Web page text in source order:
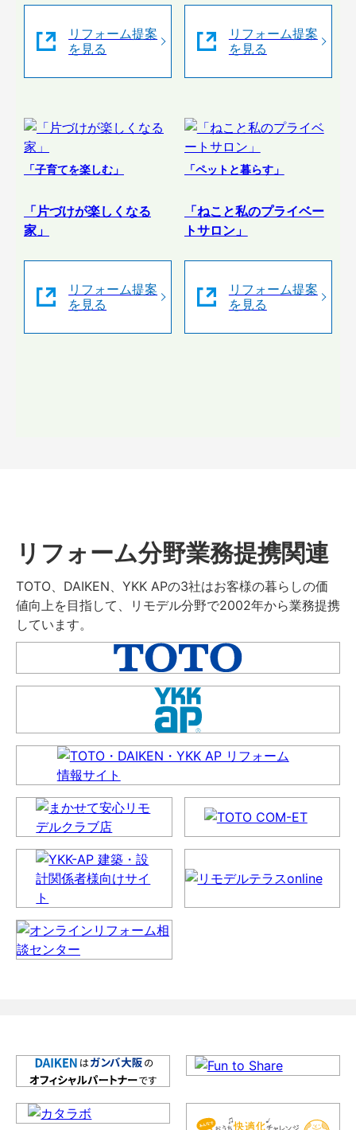
リフォーム提案
を見る
リフォーム提案
を見る
「子育てを楽しむ」
「片づけが楽しくなる
家」
リフォーム提案
を見る
「ペットと暮らす」
「ねこと私のプライベー
トサロン」
リフォーム提案
を見る
リフォーム分野業務提携関連
TOTO、DAIKEN、YKK APの3社はお客様の暮らしの価
値向上を目指して、リモデル分野で2002年から業務提携
しています。